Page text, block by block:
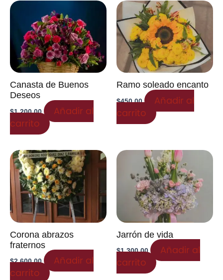
Canasta de Buenos
Deseos
$1,200.00
Añadir al
carrito
Ramo soleado encanto
$450.00
Añadir al
carrito
Corona abrazos
fraternos
$2,600.00
Añadir al
carrito
Jarrón de vida
$1,300.00
Añadir al
carrito